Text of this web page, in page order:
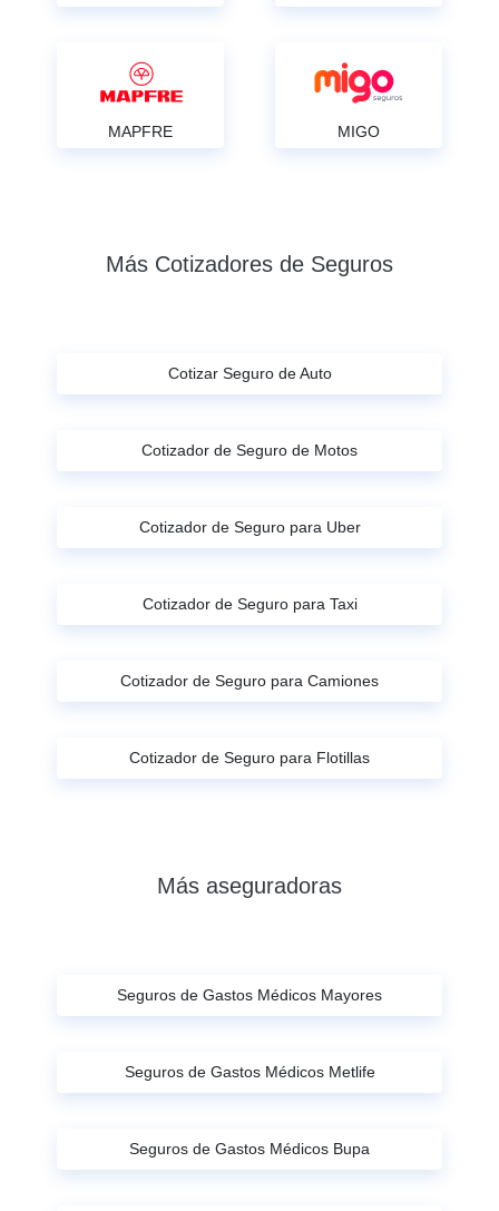
MAPFRE MIGO
Más Cotizadores de Seguros
Cotizar Seguro de Auto
Cotizador de Seguro de Motos
Cotizador de Seguro para Uber
Cotizador de Seguro para Taxi
Cotizador de Seguro para Camiones
Cotizador de Seguro para Flotillas
Más aseguradoras
Seguros de Gastos Médicos Mayores
Seguros de Gastos Médicos Metlife
Seguros de Gastos Médicos Bupa